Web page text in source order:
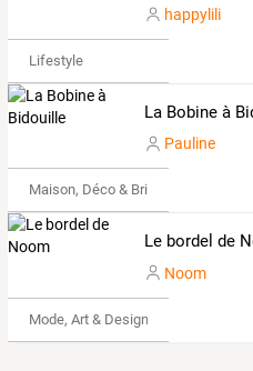
happylili
Lifestyle
La Bobine à
Pauline
Maison, Déco & Bricolage
Le bordel de
Noom
Mode, Art & Design